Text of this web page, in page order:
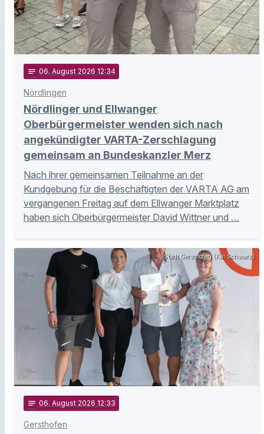
notes 06. August 2026 12:34
Nördlingen
Nördlinger und Ellwanger
Oberbürgermeister wenden sich nach
angekündigter VARTA-Zerschlagung
gemeinsam an Bundeskanzler Merz
Nach ihrer gemeinsamen Teilnahme an der
Kundgebung für die Beschäftigten der VARTA AG am
vergangenen Freitag auf dem Ellwanger Marktplatz
haben sich Oberbürgermeister David Wittner und …
Stadt Gersthofen (Kai Schwarz)
notes 06. August 2026 12:33
Gersthofen